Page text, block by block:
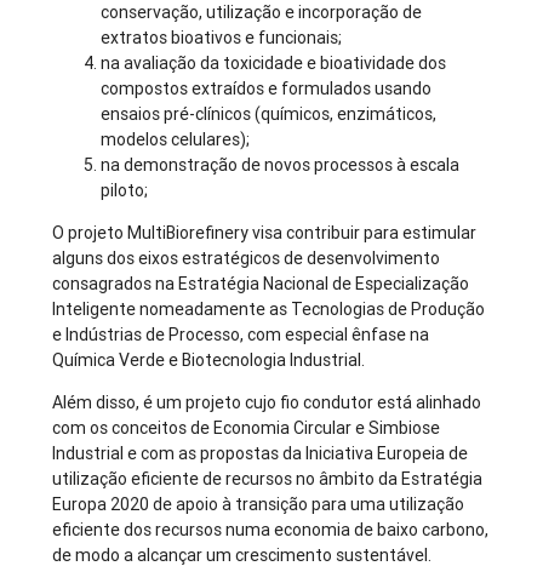
conservação, utilização e incorporação de
extratos bioativos e funcionais;
na avaliação da toxicidade e bioatividade dos
compostos extraídos e formulados usando
ensaios pré-clínicos (químicos, enzimáticos,
modelos celulares);
na demonstração de novos processos à escala
piloto;
O projeto MultiBiorefinery visa contribuir para estimular
alguns dos eixos estratégicos de desenvolvimento
consagrados na Estratégia Nacional de Especialização
Inteligente nomeadamente as Tecnologias de Produção
e Indústrias de Processo, com especial ênfase na
Química Verde e Biotecnologia Industrial.
Além disso, é um projeto cujo fio condutor está alinhado
com os conceitos de Economia Circular e Simbiose
Industrial e com as propostas da Iniciativa Europeia de
utilização eficiente de recursos no âmbito da Estratégia
Europa 2020 de apoio à transição para uma utilização
eficiente dos recursos numa economia de baixo carbono,
de modo a alcançar um crescimento sustentável.